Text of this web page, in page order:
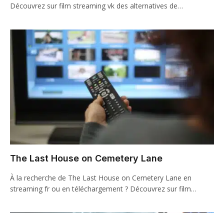
Découvrez sur film streaming vk des alternatives de…
The Last House on Cemetery Lane
À la recherche de The Last House on Cemetery Lane en
streaming fr ou en téléchargement ? Découvrez sur film…